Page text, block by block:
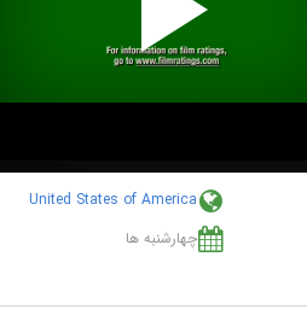
United States of America
چهارشنبه ها